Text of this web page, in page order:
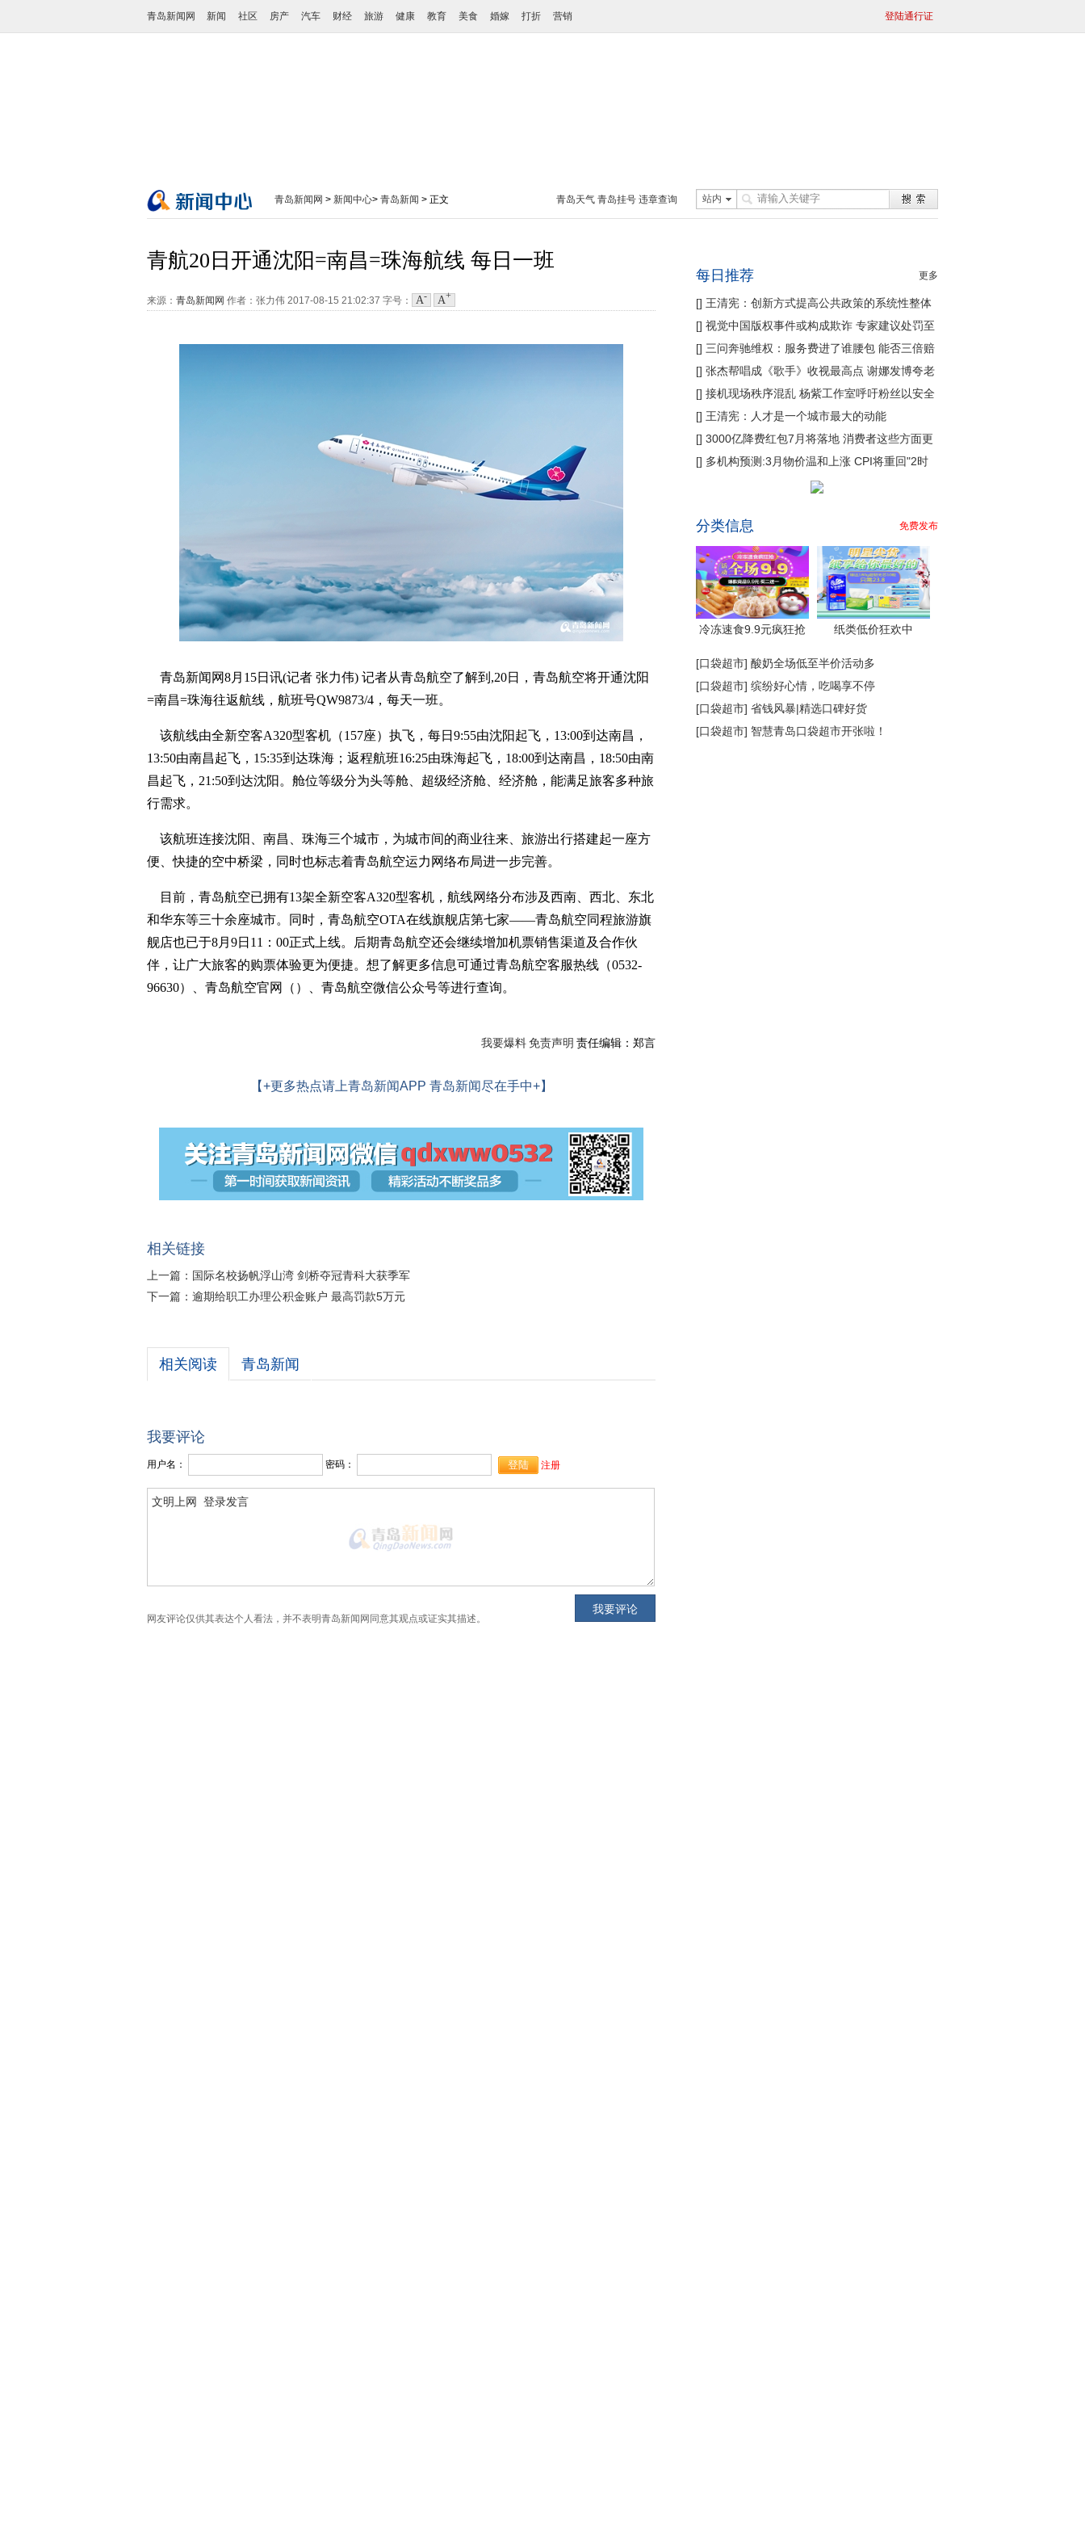
登陆通行证
青岛新闻网 新闻 社区 房产 汽车 财经 旅游 健康 教育 美食 婚嫁 打折 营销
站内
青岛天气 青岛挂号 违章查询
青岛新闻网 > 新闻中心> 青岛新闻 > 正文
青航20日开通沈阳=南昌=珠海航线 每日一班
来源： 青岛新闻网 作者：张力伟 2017-08-15 21:02:37 字号： A- A+
青岛新闻网8月15日讯(记者 张力伟) 记者从青岛航空了解到,20日，青岛航空将开通沈阳
=南昌=珠海往返航线，航班号QW9873/4，每天一班。
该航线由全新空客A320型客机（157座）执飞，每日9:55由沈阳起飞，13:00到达南昌，
13:50由南昌起飞，15:35到达珠海；返程航班16:25由珠海起飞，18:00到达南昌，18:50由南
昌起飞，21:50到达沈阳。舱位等级分为头等舱、超级经济舱、经济舱，能满足旅客多种旅
行需求。
该航班连接沈阳、南昌、珠海三个城市，为城市间的商业往来、旅游出行搭建起一座方
便、快捷的空中桥梁，同时也标志着青岛航空运力网络布局进一步完善。
目前，青岛航空已拥有13架全新空客A320型客机，航线网络分布涉及西南、西北、东北
和华东等三十余座城市。同时，青岛航空OTA在线旗舰店第七家——青岛航空同程旅游旗
舰店也已于8月9日11：00正式上线。后期青岛航空还会继续增加机票销售渠道及合作伙
伴，让广大旅客的购票体验更为便捷。想了解更多信息可通过青岛航空客服热线（0532-
96630）、青岛航空官网（）、青岛航空微信公众号等进行查询。
我要爆料免责声明 责任编辑：郑言
【+更多热点请上青岛新闻APP 青岛新闻尽在手中+】
相关链接
上一篇： 国际名校扬帆浮山湾 剑桥夺冠青科大获季军
下一篇： 逾期给职工办理公积金账户 最高罚款5万元
相关阅读 青岛新闻
我要评论
用户名： 密码： 注册
网友评论仅供其表达个人看法，并不表明青岛新闻网同意其观点或证实其描述。
每日推荐 更多
[] 王清宪：创新方式提高公共政策的系统性整体
性协同性
[] 视觉中国版权事件或构成欺诈 专家建议处罚至
痛
[] 三问奔驰维权：服务费进了谁腰包 能否三倍赔
偿
[] 张杰帮唱成《歌手》收视最高点 谢娜发博夸老
公
[] 接机现场秩序混乱 杨紫工作室呼吁粉丝以安全
为主
[] 王清宪：人才是一个城市最大的动能
[] 3000亿降费红包7月将落地 消费者这些方面更
省钱
[] 多机构预测:3月物价温和上涨 CPI将重回"2时
分类信息 免费发布
冷冻速食9.9元疯狂抢 纸类低价狂欢中
[口袋超市] 酸奶全场低至半价活动多
[口袋超市] 缤纷好心情，吃喝享不停
[口袋超市] 省钱风暴|精选口碑好货
[口袋超市] 智慧青岛口袋超市开张啦！